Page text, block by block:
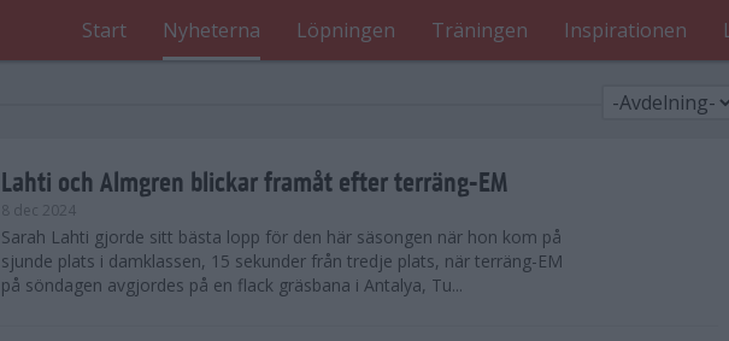
Start Nyheterna Löpningen Träningen Inspirationen
Lahti och Almgren blickar framåt efter terräng-EM
8 dec 2024
Sarah Lahti gjorde sitt bästa lopp för den här säsongen när hon kom på
sjunde plats i damklassen, 15 sekunder från tredje plats, när terräng-EM
på söndagen avgjordes på en flack gräsbana i Antalya, Tu...